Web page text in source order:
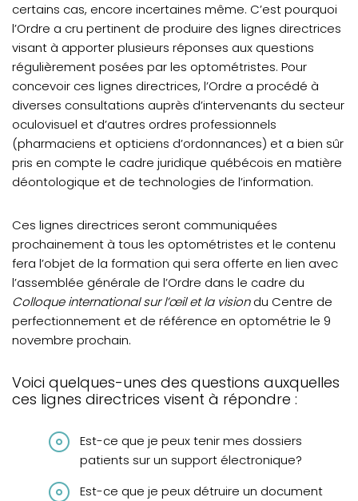
certains cas, encore incertaines même. C’est pourquoi
l’Ordre a cru pertinent de produire des lignes directrices
visant à apporter plusieurs réponses aux questions
régulièrement posées par les optométristes. Pour
concevoir ces lignes directrices, l’Ordre a procédé à
diverses consultations auprès d’intervenants du secteur
oculovisuel et d’autres ordres professionnels
(pharmaciens et opticiens d’ordonnances) et a bien sûr
pris en compte le cadre juridique québécois en matière
déontologique et de technologies de l’information.
Ces lignes directrices seront communiquées
prochainement à tous les optométristes et le contenu
fera l’objet de la formation qui sera offerte en lien avec
l’assemblée générale de l’Ordre dans le cadre du
Colloque international sur l’œil et la visiondu Centre de
perfectionnement et de référence en optométrie le 9
novembre prochain.
Voici quelques-unes des questions auxquelles
ces lignes directrices visent à répondre :
Est-ce que je peux tenir mes dossiers
patients sur un support électronique?
Est-ce que je peux détruire un document